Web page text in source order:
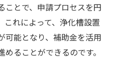
きの流れ
めのポイント
て進めるための筑西市
るための基礎知識
ことで、申請プロセスを円
れによって、浄化槽設置
可能となり、補助金を活用
ることができるのです。